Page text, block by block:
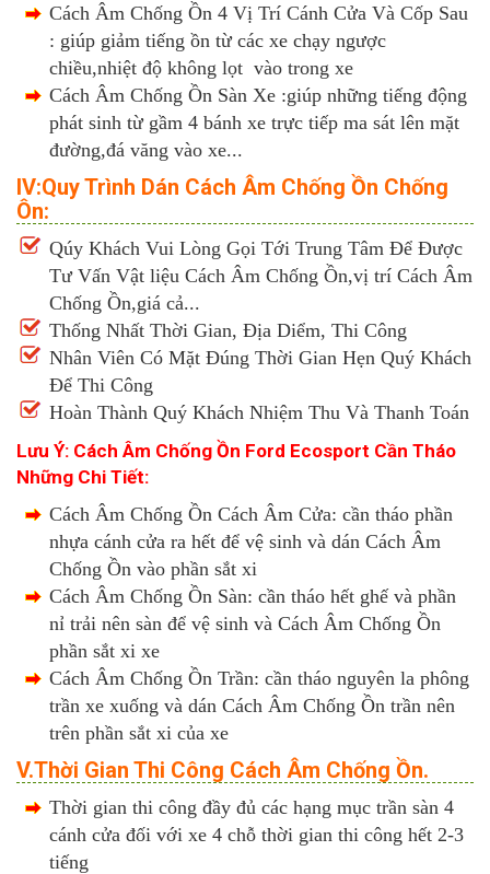
Cách Âm Chống Ồn 4 Vị Trí Cánh Cửa Và Cốp Sau
: giúp giảm tiếng ồn từ các xe chạy ngược
chiều,nhiệt độ không lọt vào trong xe
Cách Âm Chống Ồn Sàn Xe :giúp những tiếng động
phát sinh từ gầm 4 bánh xe trực tiếp ma sát lên mặt
đường,đá văng vào xe...
IV:Quy Trình Dán Cách Âm Chống Ồn Chống
Ôn:
Qúy Khách Vui Lòng Gọi Tới Trung Tâm Để Được
Tư Vấn Vật liệu Cách Âm Chống Ồn,vị trí Cách Âm
Chống Ồn,giá cả...
Thống Nhất Thời Gian, Địa Diểm, Thi Công
Nhân Viên Có Mặt Đúng Thời Gian Hẹn Quý Khách
Để Thi Công
Hoàn Thành Quý Khách Nhiệm Thu Và Thanh Toán
Lưu Ý: Cách Âm Chống Ồn Ford Ecosport Cần Tháo
Những Chi Tiết:
Cách Âm Chống Ồn Cách Âm Cửa: cần tháo phần
nhựa cánh cửa ra hết để vệ sinh và dán Cách Âm
Chống Ồn vào phần sắt xi
Cách Âm Chống Ồn Sàn: cần tháo hết ghế và phần
nỉ trải nên sàn để vệ sinh và Cách Âm Chống Ồn
phần sắt xi xe
Cách Âm Chống Ồn Trần: cần tháo nguyên la phông
trần xe xuống và dán Cách Âm Chống Ồn trần nên
trên phần sắt xi của xe
V.Thời Gian Thi Công Cách Âm Chống Ồn.
Thời gian thi công đầy đủ các hạng mục trần sàn 4
cánh cửa đối với xe 4 chỗ thời gian thi công hết 2-3
tiếng